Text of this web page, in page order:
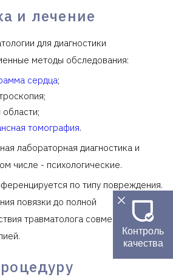
и лечение
для диагностики
методы обследования:
сердца;
томография.
лабораторная диагностика и
числе - психологические.
по типу повреждения.
повязки до полной
травматолога совмещаются с
Контроль
качества